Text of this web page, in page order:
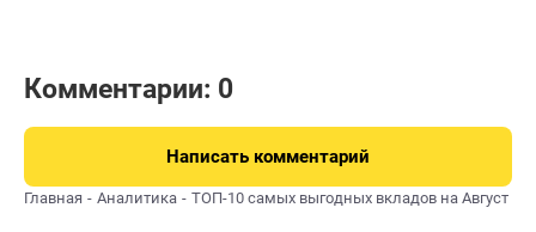
Комментарии: 0
Написать комментарий
Главная Аналитика ТОП-10 самых выгодных вкладов на Август